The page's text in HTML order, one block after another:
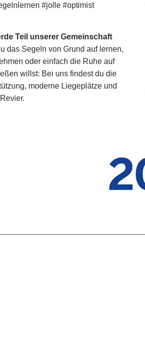
#jolle #optimist
Teil unserer Gemeinschaft
das Segeln von Grund auf lernen,
oder einfach die Ruhe auf
willst: Bei uns findest du die
moderne Liegeplätze und